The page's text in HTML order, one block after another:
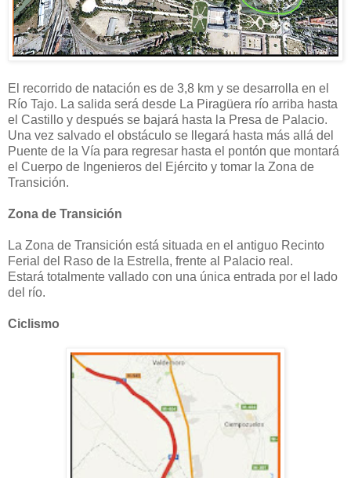
El recorrido de natación es de 3,8 km y se desarrolla en el
Río Tajo. La salida será desde La Piragüera río arriba hasta
el Castillo y después se bajará hasta la Presa de Palacio.
Una vez salvado el obstáculo se llegará hasta más allá del
Puente de la Vía para regresar hasta el pontón que montará
el Cuerpo de Ingenieros del Ejército y tomar la Zona de
Transición.
Zona de Transición
La Zona de Transición está situada en el antiguo Recinto
Ferial del Raso de la Estrella, frente al Palacio real.
Estará totalmente vallado con una única entrada por el lado
del río.
Ciclismo